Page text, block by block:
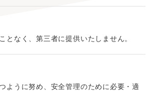
なく、第三者に提供いたしません。
ように努め、安全管理のために必要・適